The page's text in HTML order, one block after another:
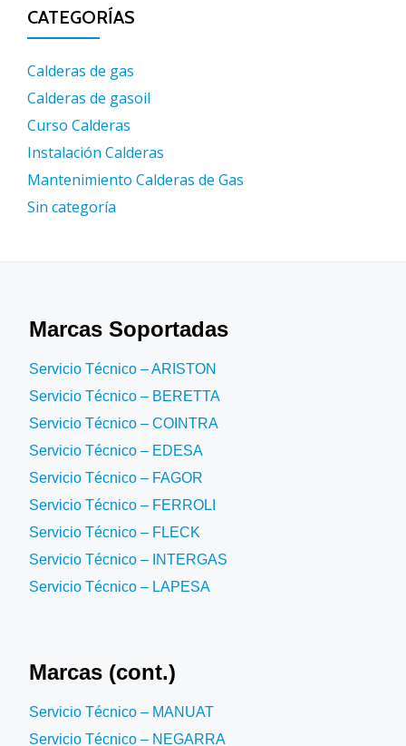
CATEGORÍAS
Calderas de gas
Calderas de gasoil
Curso Calderas
Instalación Calderas
Mantenimiento Calderas de Gas
Sin categoría
Marcas Soportadas
Servicio Técnico – ARISTON
Servicio Técnico – BERETTA
Servicio Técnico – COINTRA
Servicio Técnico – EDESA
Servicio Técnico – FAGOR
Servicio Técnico – FERROLI
Servicio Técnico – FLECK
Servicio Técnico – INTERGAS
Servicio Técnico – LAPESA
Marcas (cont.)
Servicio Técnico – MANUAT
Servicio Técnico – NEGARRA